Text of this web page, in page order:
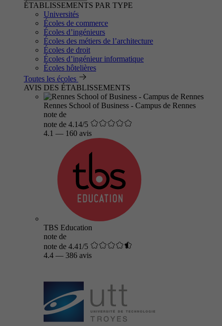
ÉTABLISSEMENTS PAR TYPE
Universités
Écoles de commerce
Écoles d’ingénieurs
Écoles des métiers de l’architecture
Écoles de droit
Écoles d’ingénieur informatique
Écoles hôtelières
Toutes les écoles
AVIS DES ÉTABLISSEMENTS
Rennes School of Business - Campus de Rennes
note de
note de 4.14/5
4.1 — 160 avis
TBS Education
note de
note de 4.41/5
4.4 — 386 avis